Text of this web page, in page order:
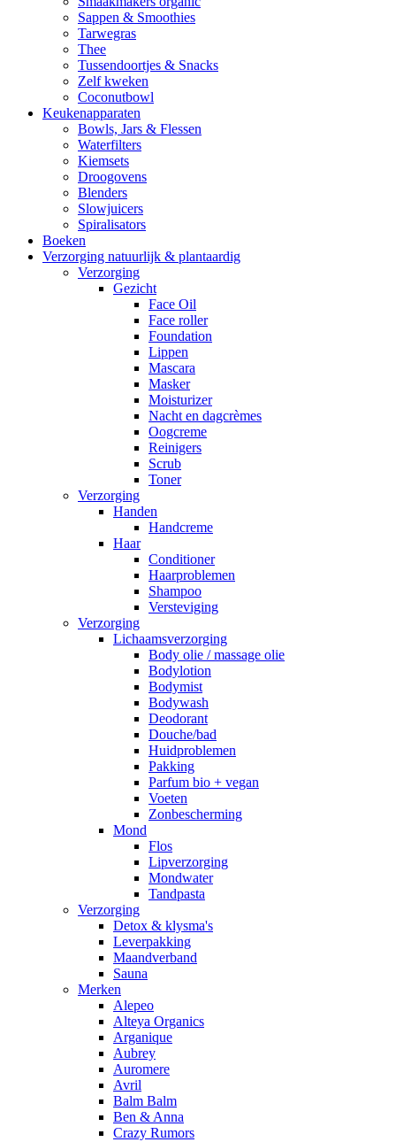
Sappen & Smoothies
Tarwegras
Thee
Tussendoortjes & Snacks
Zelf kweken
Coconutbowl
Keukenapparaten
Bowls, Jars & Flessen
Waterfilters
Kiemsets
Droogovens
Blenders
Slowjuicers
Spiralisators
Boeken
Verzorging natuurlijk & plantaardig
Verzorging
Gezicht
Face Oil
Face roller
Foundation
Lippen
Mascara
Masker
Moisturizer
Nacht en dagcrèmes
Oogcreme
Reinigers
Scrub
Toner
Verzorging
Handen
Handcreme
Haar
Conditioner
Haarproblemen
Shampoo
Versteviging
Verzorging
Lichaamsverzorging
Body olie / massage olie
Bodylotion
Bodymist
Bodywash
Deodorant
Douche/bad
Huidproblemen
Pakking
Parfum bio + vegan
Voeten
Zonbescherming
Mond
Flos
Lipverzorging
Mondwater
Tandpasta
Verzorging
Detox & klysma's
Leverpakking
Maandverband
Sauna
Merken
Alepeo
Alteya Organics
Arganique
Aubrey
Auromere
Avril
Balm Balm
Ben & Anna
Crazy Rumors